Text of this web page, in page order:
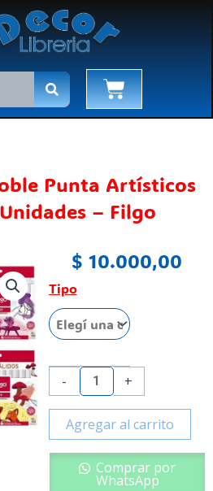
Cart
Punta Artísticos
– Filgo
$ 10.000,00
Tipo
-
Marcadores
Doble
Punta
Alloy
X12
Unidades
Filgo
cantidad
+
Agregar al carrito
Comprar por
WhatsApp